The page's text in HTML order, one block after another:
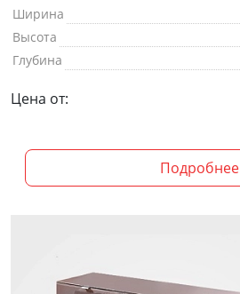
Ширина
Высота
Глубина
Цена от:
Подробнее